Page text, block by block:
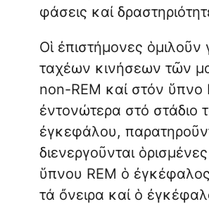
φάσεις καί
Οἱ ἐπιστήμονες
ταχέων κινήσεων τῶν
non-REM καί στόν ὕπνο
ἐντονώτερα στό στάδιο
ἐγκεφάλου,
διενεργοῦνται
ὕπνου REM ὁ
τά ὄνειρα καί ὁ